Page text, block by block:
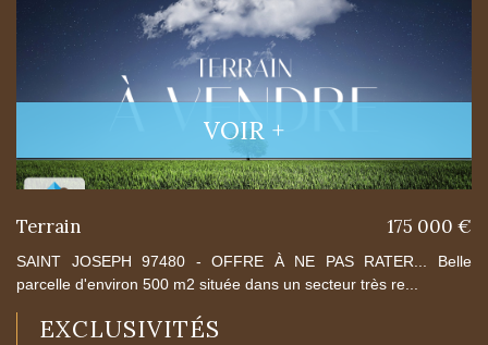
VOIR +
Terrain 175 000 €
SAINT JOSEPH 97480 - OFFRE À NE PAS RATER... Belle
parcelle d'environ 500 m2 située dans un secteur très re...
EXCLUSIVITÉS